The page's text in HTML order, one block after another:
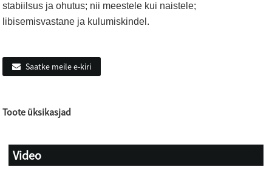
stabiilsus ja ohutus; nii meestele kui naistele;
libisemisvastane ja kulumiskindel.
Saatke meile e-kiri
Toote üksikasjad
Video